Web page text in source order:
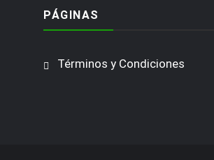
PÁGINAS
Términos y Condiciones